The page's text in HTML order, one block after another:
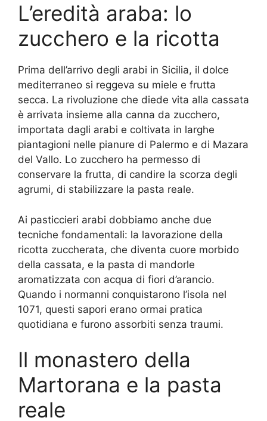
L’eredità araba: lo
zucchero e la ricotta
Prima dell’arrivo degli arabi in Sicilia, il dolce
mediterraneo si reggeva su miele e frutta
secca. La rivoluzione che diede vita alla cassata
è arrivata insieme alla canna da zucchero,
importata dagli arabi e coltivata in larghe
piantagioni nelle pianure di Palermo e di Mazara
del Vallo. Lo zucchero ha permesso di
conservare la frutta, di candire la scorza degli
agrumi, di stabilizzare la pasta reale.
Ai pasticcieri arabi dobbiamo anche due
tecniche fondamentali: la lavorazione della
ricotta zuccherata, che diventa cuore morbido
della cassata, e la pasta di mandorle
aromatizzata con acqua di fiori d’arancio.
Quando i normanni conquistarono l’isola nel
1071, questi sapori erano ormai pratica
quotidiana e furono assorbiti senza traumi.
Il monastero della
Martorana e la pasta
reale